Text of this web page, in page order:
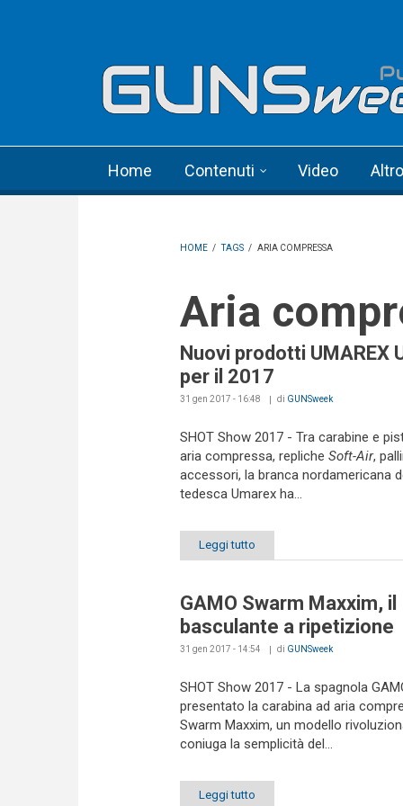
Home Contenuti Video Altro
HOME / TAGS / ARIA COMPRESSA
Aria
Nuovi prodotti UMAREX
per il 2017
31 gen 2017 - 16:48 di GUNSweek
SHOT Show 2017 - Tra carabine e
aria compressa, repliche Soft-Air,
accessori, la branca nordamericana
tedesca Umarex ha...
Leggi tutto
GAMO Swarm Maxxim, il
basculante a ripetizione
31 gen 2017 - 14:54 di GUNSweek
SHOT Show 2017 - La spagnola
presentato la carabina ad aria
Swarm Maxxim, un modello
coniuga la semplicità del...
Leggi tutto